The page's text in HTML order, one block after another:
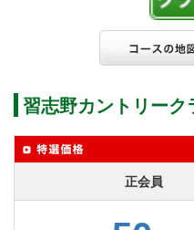
習志野カントリーク
正会員